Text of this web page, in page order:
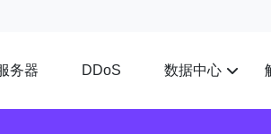
务器 DDoS 数据中心